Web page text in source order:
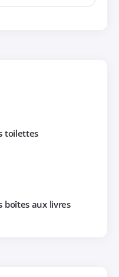
toilettes
boîtes aux livres